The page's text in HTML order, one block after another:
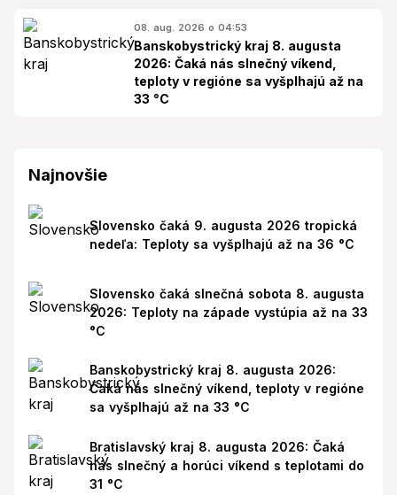
08. aug. 2026 o 04:53
Banskobystrický kraj 8. augusta
2026: Čaká nás slnečný víkend,
teploty v regióne sa vyšplhajú až na
33 °C
Najnovšie
Slovensko čaká 9. augusta 2026 tropická
nedeľa: Teploty sa vyšplhajú až na 36 °C
Slovensko čaká slnečná sobota 8. augusta
2026: Teploty na západe vystúpia až na 33
°C
Banskobystrický kraj 8. augusta 2026:
Čaká nás slnečný víkend, teploty v regióne
sa vyšplhajú až na 33 °C
Bratislavský kraj 8. augusta 2026: Čaká
nás slnečný a horúci víkend s teplotami do
31 °C